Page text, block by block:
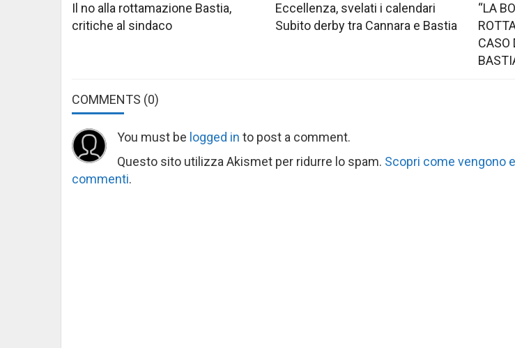
Il no alla rottamazione Bastia,
critiche al sindaco
Eccellenza, svelati i calendari
Subito derby tra Cannara e Bastia
“LA
CASO
COMMENTS (0)
You must be logged in to post a comment.
Questo sito utilizza Akismet per ridurre lo spam. Scopri come vengono
commenti.